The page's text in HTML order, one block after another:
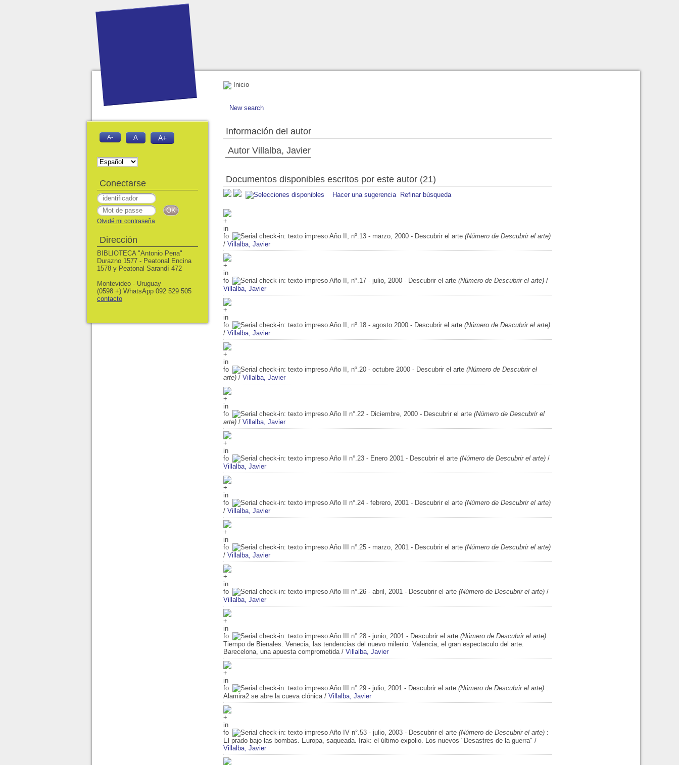
Inicio
New search
Información del autor
Autor Villalba, Javier
Documentos disponibles escritos por este autor (21)
Hacer una sugerencia Refinar búsqueda
Año II, nº.13 - marzo, 2000 - Descubrir el arte (Número de Descubrir el arte)
/ Villalba, Javier
Año II, nº.17 - julio, 2000 - Descubrir el arte (Número de Descubrir el arte) /
Villalba, Javier
Año II, nº.18 - agosto 2000 - Descubrir el arte (Número de Descubrir el arte)
/ Villalba, Javier
Año II, nº.20 - octubre 2000 - Descubrir el arte (Número de Descubrir el
arte) / Villalba, Javier
Año II n°.22 - Diciembre, 2000 - Descubrir el arte (Número de Descubrir el
arte) / Villalba, Javier
Año II n°.23 - Enero 2001 - Descubrir el arte (Número de Descubrir el arte) /
Villalba, Javier
Año II n°.24 - febrero, 2001 - Descubrir el arte (Número de Descubrir el arte)
/ Villalba, Javier
Año III n°.25 - marzo, 2001 - Descubrir el arte (Número de Descubrir el arte)
/ Villalba, Javier
Año III n°.26 - abril, 2001 - Descubrir el arte (Número de Descubrir el arte) /
Villalba, Javier
Año III n°.28 - junio, 2001 - Descubrir el arte (Número de Descubrir el arte) :
Tiempo de Bienales. Venecia, las tendencias del nuevo milenio. Valencia, el gran espectaculo del arte.
Barecelona, una apuesta comprometida / Villalba, Javier
Año III n°.29 - julio, 2001 - Descubrir el arte (Número de Descubrir el arte) :
Alamira2 se abre la cueva clónica / Villalba, Javier
Año IV n°.53 - julio, 2003 - Descubrir el arte (Número de Descubrir el arte) :
El prado bajo las bombas. Europa, saqueada. Irak: el último expolio. Los nuevos "Desastres de la guerra" /
Villalba, Javier
A- A A+
Conectarse
Olvidé mi contraseña
Dirección
BIBLIOTECA "Antonio Pena"
Durazno 1577 - Peatonal Encina
1578 y Peatonal Sarandí 472
Montevideo - Uruguay
(0598 +) WhatsApp 092 529 505
contacto